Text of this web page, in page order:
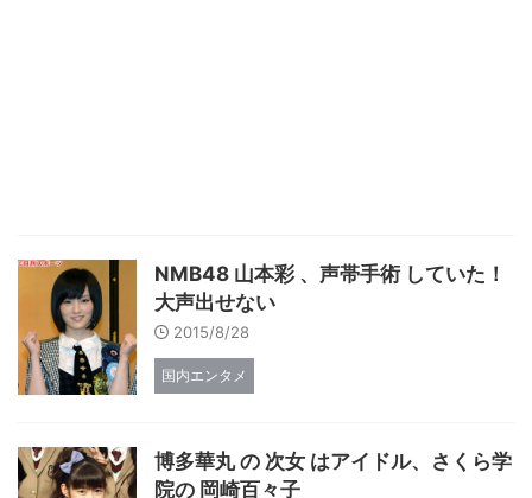
NMB48 山本彩 、声帯手術 していた！
大声出せない
2015/8/28
国内エンタメ
博多華丸 の 次女 はアイドル、さくら学
院の 岡崎百々子